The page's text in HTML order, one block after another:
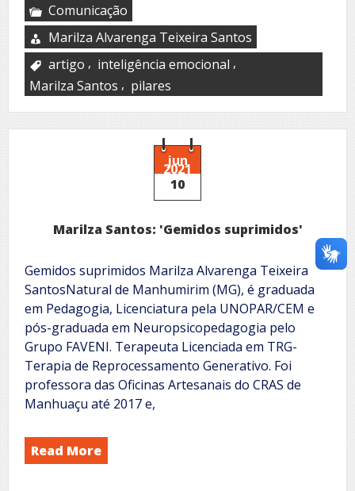
Comunicação
Marilza Alvarenga Teixeira Santos
artigo , inteligência emocional ,
Marilza Santos , pilares
jun
2021
10
Marilza Santos: 'Gemidos suprimidos'
Gemidos suprimidos Marilza Alvarenga Teixeira
SantosNatural de Manhumirim (MG), é graduada
em Pedagogia, Licenciatura pela UNOPAR/CEM e
pós-graduada em Neuropsicopedagogia pelo
Grupo FAVENI. Terapeuta Licenciada em TRG-
Terapia de Reprocessamento Generativo. Foi
professora das Oficinas Artesanais do CRAS de
Manhuaçu até 2017 e,
Read More